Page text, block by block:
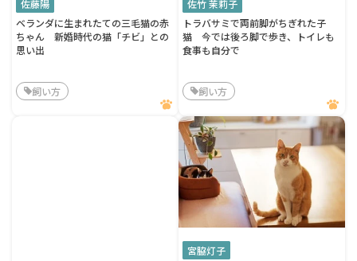
佐藤陽
ベランダに生まれたての三毛猫の赤
ちゃん 新婚時代の猫「チビ」との
思い出
飼い方
佐竹 茉莉子
トラバサミで両前脚がちぎれた子
猫 今では後ろ脚で歩き、トイレも
食事も自分で
飼い方
宮脇灯子